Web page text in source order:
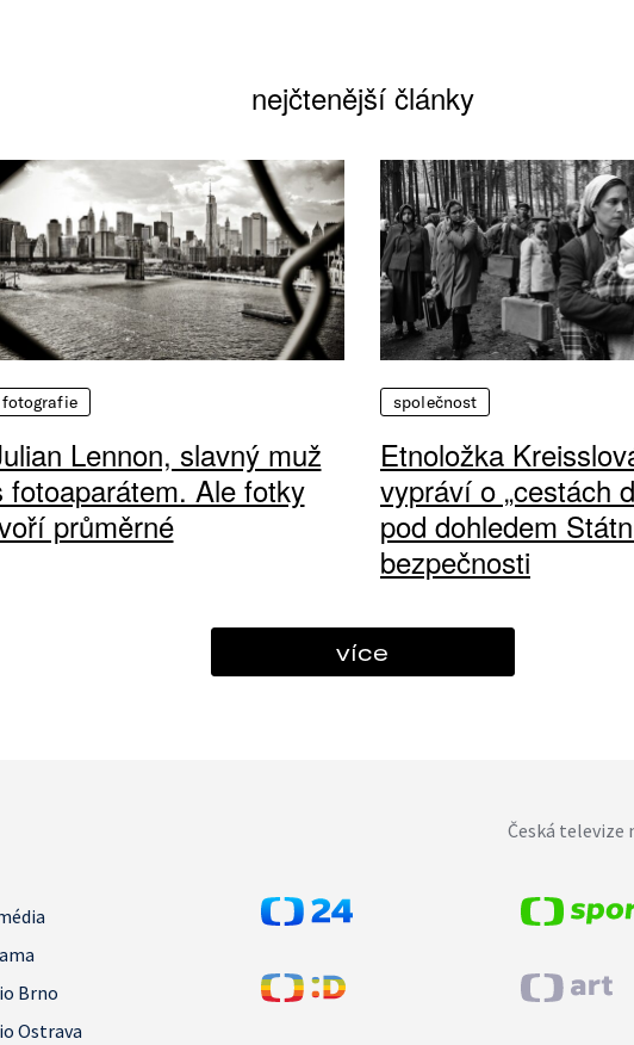
nejčtenější články
fotografie
Lennon, slavný muž
fotoaparátem. Ale fotky
průměrné
společnost
Etnoložka
vypráví o „cestách
pod dohledem
bezpečnosti
více
Česká televize
Brno
Ostrava